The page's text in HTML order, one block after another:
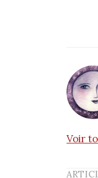
Voir